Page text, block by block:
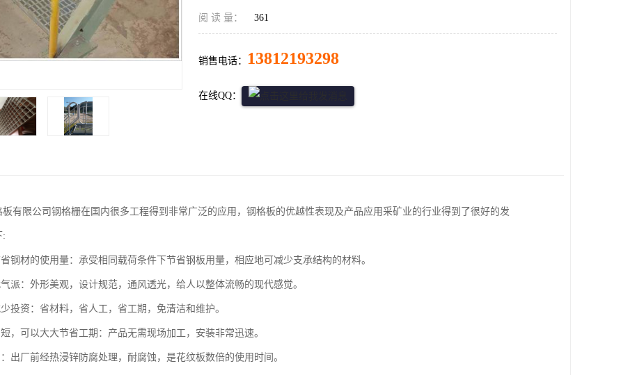
阅 读 量： 361
销售电话： 13812193298
在线QQ：
有限公司钢格栅在国内很多工程得到非常广泛的应用，钢格板的优越性表现及产品应用采矿业的行业得到了很好的发
:
钢材的使用量：承受相同载荷条件下节省钢板用量，相应地可减少支承结构的材料。
派：外形美观，设计规范，通风透光，给人以整体流畅的现代感觉。
投资：省材料，省人工，省工期，免清洁和维护。
，可以大大节省工期：产品无需现场加工，安装非常迅速。
出厂前经热浸锌防腐处理，耐腐蚀，是花纹板数倍的使用时间。